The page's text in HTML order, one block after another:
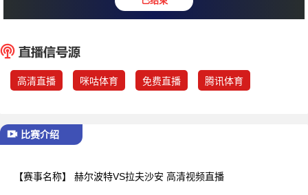
赫尔波特 : 拉夫
高清直播 咪咕体育 免费直播 腾讯体育
比赛介绍
【赛事名称】 赫尔波特VS拉夫沙安 高清视频直播